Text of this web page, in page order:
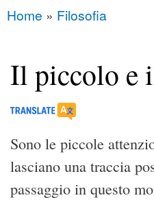
You are here
Home » Filosofia
Il piccolo e
Sono le piccole
lasciano una traccia
passaggio in questo